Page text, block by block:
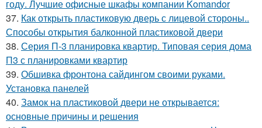
году. Лучшие офисные шкафы компании Komandor
37. Как открыть пластиковую дверь с лицевой стороны..
Способы открытия балконной пластиковой двери
38. Серия П-3 планировка квартир. Типовая серия дома
П3 с планировками квартир
39. Обшивка фронтона сайдингом своими руками.
Установка панелей
40. Замок на пластиковой двери не открывается:
основные причины и решения